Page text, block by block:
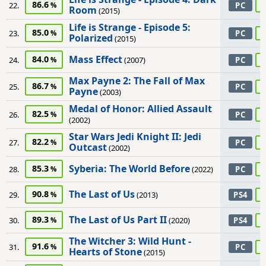
22. 86.6
Room (2015) PC
23. 85.0
Life is Strange - Episode 5:
Polarized (2015) PC
24. 84.0 Mass Effect(2007) PC
25. 86.7
Max Payne 2: The Fall of Max
Payne(2003) PC
26. 82.5 Medal of Honor: Allied Assault
(2002) PC
27. 82.2
Star Wars Jedi Knight II: Jedi
Outcast(2002) PC
28. 85.3 Syberia: The World Before(2022) PC
29. 90.8 The Last of Us(2013) PS4
30. 89.3 The Last of Us Part II(2020) PS4
31. 91.6
The Witcher 3: Wild Hunt -
Hearts of Stone(2015) PC